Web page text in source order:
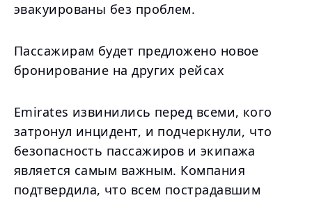
эвакуированы без проблем.
Пассажирам будет предложено новое
бронирование на других рейсах
Emirates извинились перед всеми, кого
затронул инцидент, и подчеркнули, что
безопасность пассажиров и экипажа
является самым важным. Компания
подтвердила, что всем пострадавшим